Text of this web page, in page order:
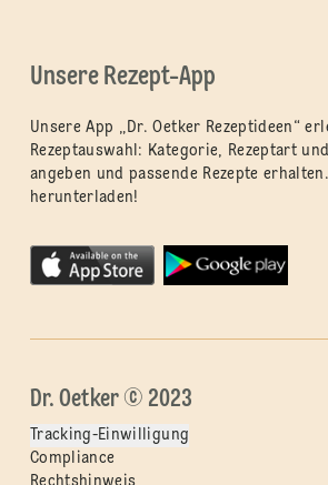
Unsere Rezept-App
Unsere App „Dr. Oetker Rezeptideen“
Rezeptauswahl: Kategorie, Rezeptart
angeben und passende Rezepte
herunterladen!
Dr. Oetker © 2023
Tracking-Einwilligung
Compliance
Rechtshinweis